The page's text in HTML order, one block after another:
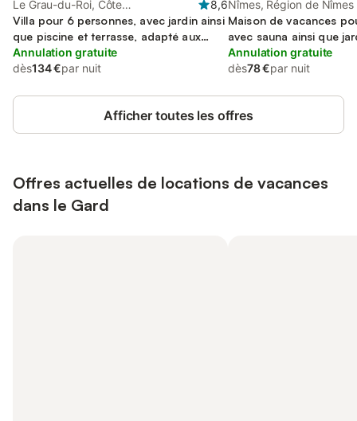
Le Grau-du-Roi, Côte
méditerranéenne (France)
8,6
Villa pour 6 personnes, avec jardin ainsi
que piscine et terrasse, adapté aux
familles
Annulation gratuite
dès134 €par nuit
Nîmes, Région de Nîmes
Maison de vacances
avec sauna ainsi que
Annulation gratuite
dès78 €par nuit
Afficher toutes les offres
Offres actuelles de locations de vacances
dans le Gard